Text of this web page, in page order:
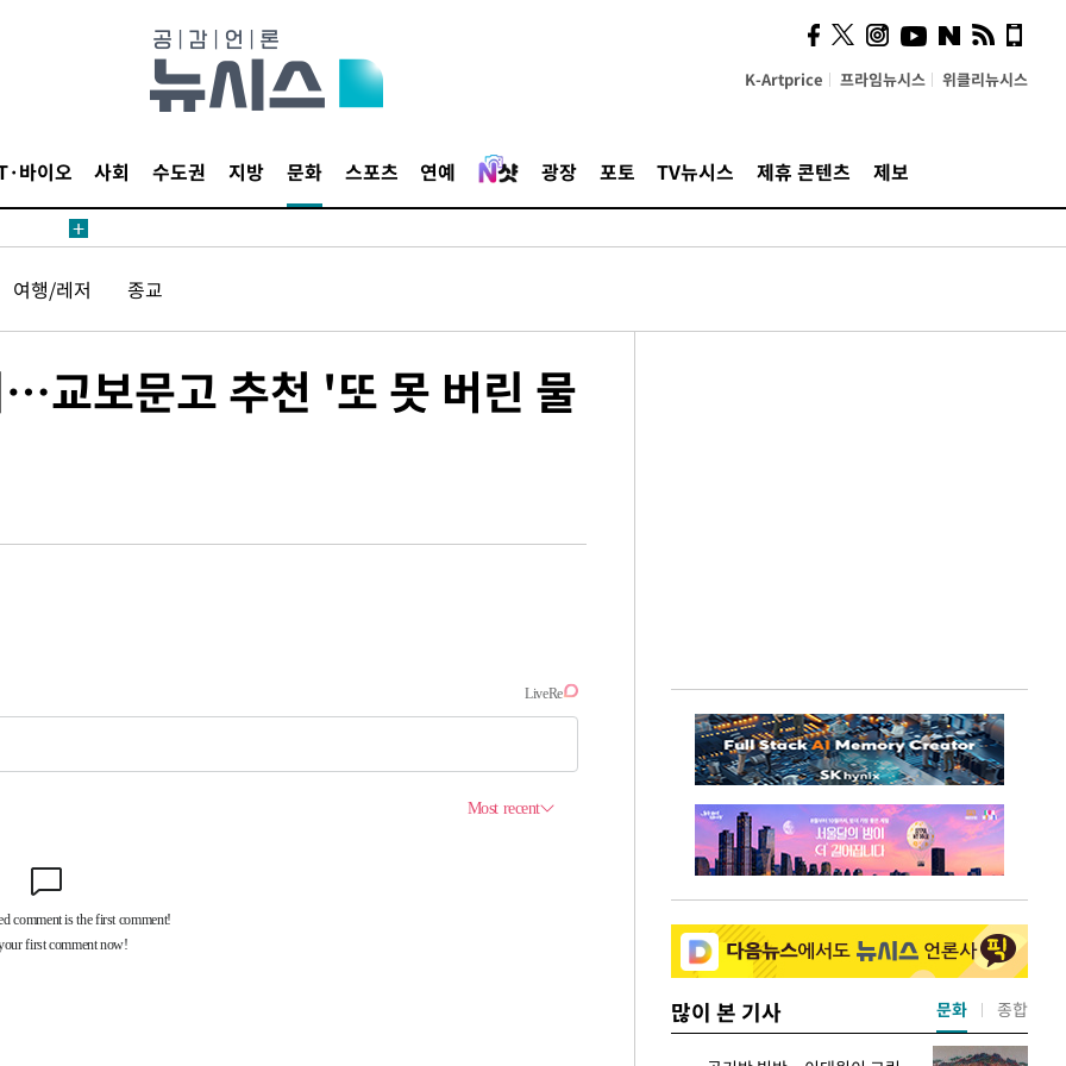
K-Artprice 프라임뉴시스 위클리뉴시스
바이오 사회 수도권 지방 문화 스포츠 연예 광장 포토 TV뉴시스 제휴 콘텐츠 제보
여행/레저 종교
교보문고 추천 '또 못 버린 물
많이 본 기사 문화 종합